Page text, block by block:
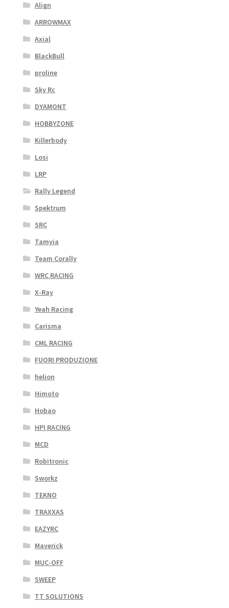
Align
ARROWMAX
Axial
BlackBull
proline
Sky Rc
DYAMONT
HOBBYZONE
Killerbody
Losi
LRP
Rally Legend
Spektrum
SRC
Tamyia
Team Corally
WRC RACING
X-Ray
Yeah Racing
Carisma
CML RACING
FUORI PRODUZIONE
helion
Himoto
Hobao
HPI RACING
MCD
Robitronic
Sworkz
TEKNO
TRAXXAS
EAZYRC
Maverick
MUC-OFF
SWEEP
TT SOLUTIONS